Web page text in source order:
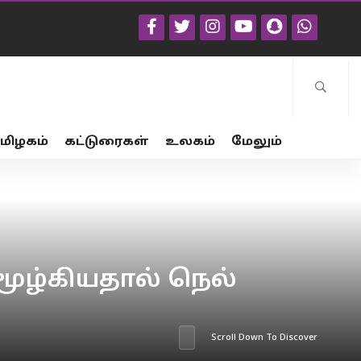
கட்டுரைகள் உலகம் மேலும்
நெல்
Scroll Down To Discover